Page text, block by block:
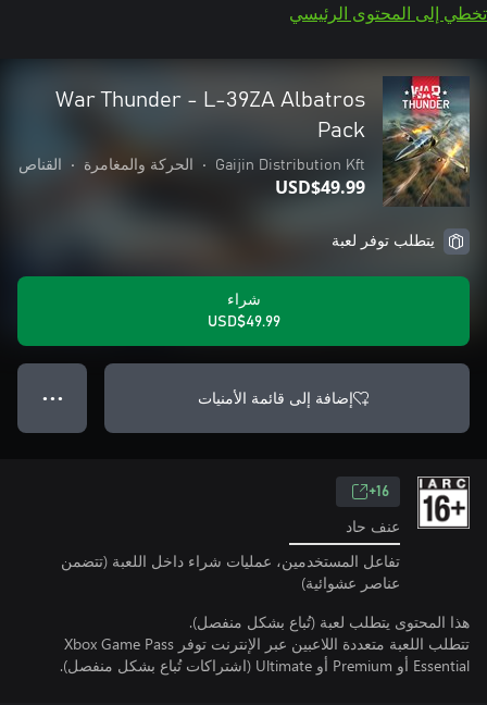
تخطي إلى المحتوى الرئيسي
War Thunder - L-39ZA Albatros
Pack
Gaijin Distribution Kft
• الحركة والمغامرة • القناص
USD$49.99
يتطلب توفر لعبة
شراء
USD$49.99
إضافة إلى قائمة الأمنيات ● ● ●
16+
عنف حاد
تفاعل المستخدمين، عمليات شراء داخل اللعبة (تتضمن
عناصر عشوائية)
هذا المحتوى يتطلب لعبة (تُباع بشكل منفصل).
تتطلب اللعبة متعددة اللاعبين عبر الإنترنت توفر Xbox Game Pass
Essential أو Premium أو Ultimate (اشتراكات تُباع بشكل منفصل).